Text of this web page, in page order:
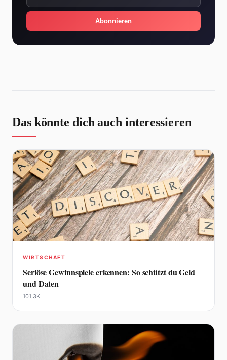
Abonnieren
Das könnte dich auch interessieren
WIRTSCHAFT
Seriöse Gewinnspiele erkennen: So schützt du Geld
und Daten
101,3K